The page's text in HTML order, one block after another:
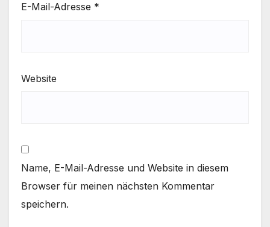
E-Mail-Adresse *
Website
Name, E-Mail-Adresse und Website in diesem
Browser für meinen nächsten Kommentar
speichern.